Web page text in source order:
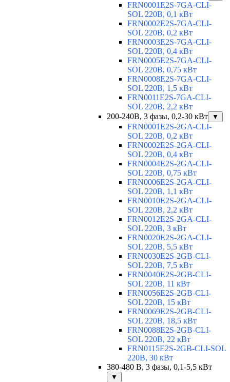
FRN0001E2S-7GA-CLI-
SOL 220В, 0,1 кВт
FRN0002E2S-7GA-CLI-
SOL 220В, 0,2 кВт
FRN0003E2S-7GA-CLI-
SOL 220В, 0,4 кВт
FRN0005E2S-7GA-CLI-
SOL 220В, 0,75 кВт
FRN0008E2S-7GA-CLI-
SOL 220В, 1,5 кВт
FRN0011E2S-7GA-CLI-
SOL 220В, 2,2 кВт
200-240В, 3 фазы, 0,2-30 кВт
▼
FRN0001E2S-2GA-CLI-
SOL 220В, 0,2 кВт
FRN0002E2S-2GA-CLI-
SOL 220В, 0,4 кВт
FRN0004E2S-2GA-CLI-
SOL 220В, 0,75 кВт
FRN0006E2S-2GA-CLI-
SOL 220В, 1,1 кВт
FRN0010E2S-2GA-CLI-
SOL 220В, 2,2 кВт
FRN0012E2S-2GA-CLI-
SOL 220В, 3 кВт
FRN0020E2S-2GA-CLI-
SOL 220В, 5,5 кВт
FRN0030E2S-2GB-CLI-
SOL 220В, 7,5 кВт
FRN0040E2S-2GB-CLI-
SOL 220В, 11 кВт
FRN0056E2S-2GB-CLI-
SOL 220В, 15 кВт
FRN0069E2S-2GB-CLI-
SOL 220В, 18,5 кВт
FRN0088E2S-2GB-CLI-
SOL 220В, 22 кВт
FRN0115E2S-2GB-CLI-SOL
220В, 30 кВт
380-480 В, 3 фазы, 0,1-5,5 кВт
▼